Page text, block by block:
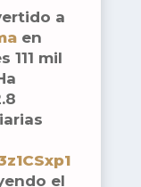
a
en
111 mil
el